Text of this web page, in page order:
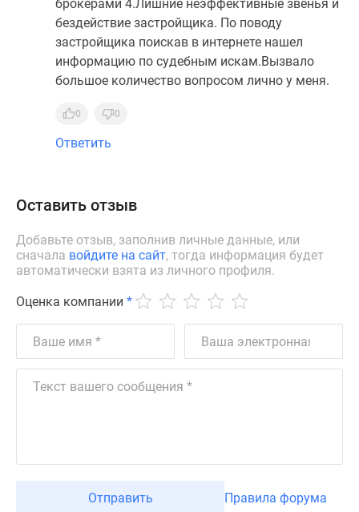
брокерами 4.Лишние неэффективные звенья и
бездействие застройщика. По поводу
застройщика поискав в интернете нашел
информацию по судебным искам.Вызвало
большое количество вопросом лично у меня.
0 0
Ответить
Оставить отзыв
Добавьте отзыв, заполнив личные данные, или
сначала войдите на сайт, тогда информация будет
автоматически взята из личного профиля.
Оценка компании *
Отправить Правила форума